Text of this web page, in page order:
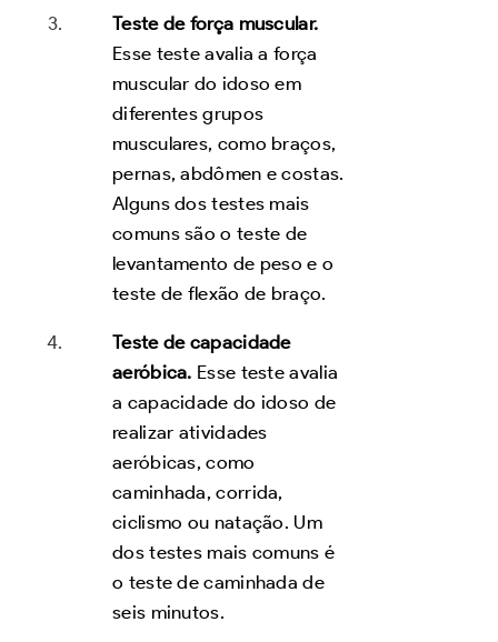
Teste de força muscular.
Esse teste avalia a força
muscular do idoso em
diferentes grupos
musculares, como braços,
pernas, abdômen e costas.
Alguns dos testes mais
comuns são o teste de
levantamento de peso e o
teste de flexão de braço.
Teste de capacidade
aeróbica. Esse teste avalia
a capacidade do idoso de
realizar atividades
aeróbicas, como
caminhada, corrida,
ciclismo ou natação. Um
dos testes mais comuns é
o teste de caminhada de
seis minutos.